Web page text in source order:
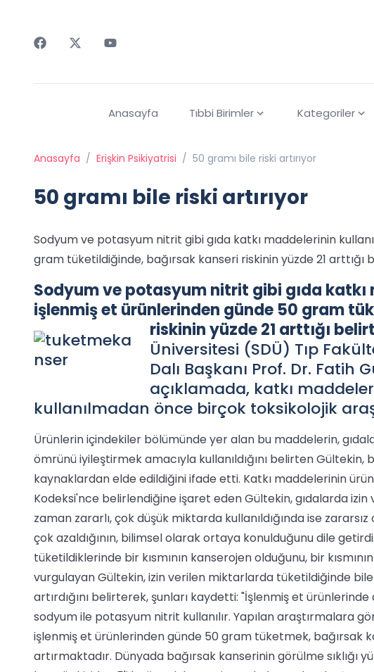
Anasayfa Tıbbi Birimler Kategoriler
Anasayfa / Erişkin Psikiyatrisi / 50 gramı bile riski artırıyor
50 gramı bile riski artırıyor
Sodyum ve potasyum nitrit gibi gıda katkı maddelerinin
gram tüketildiğinde, bağırsak kanseri riskinin yüzde 21 arttığı
Sodyum ve potasyum nitrit gibi gıda katkı
işlenmiş et ürünlerinden günde 50 gram
riskinin yüzde 21 arttığı
Üniversitesi (SDÜ) Tıp
Dalı Başkanı Prof. Dr. Fatih
açıklamada, katkı
kullanılmadan önce birçok toksikolojik
Ürünlerin içindekiler bölümünde yer alan bu maddelerin,
ömrünü iyileştirmek amacıyla kullanıldığını belirten
kaynaklardan elde edildiğini ifade etti. Katkı maddelerinin
Kodeksi'nce belirlendiğine işaret eden Gültekin, gıdalarda izin
zaman zararlı, çok düşük miktarda kullanıldığında ise
çok azaldığının, bilimsel olarak ortaya konulduğunu dile
tüketildiklerinde bir kısmının kanserojen olduğunu, bir
vurgulayan Gültekin, izin verilen miktarlarda tüketildiğinde bile
artırdığını belirterek, şunları kaydetti: "İşlenmiş et
sodyum ile potasyum nitrit kullanılır. Yapılan araştırmalara
işlenmiş et ürünlerinden günde 50 gram tüketmek, bağırsak
artırmaktadır. Dünyada bağırsak kanserinin görülme sıklığı